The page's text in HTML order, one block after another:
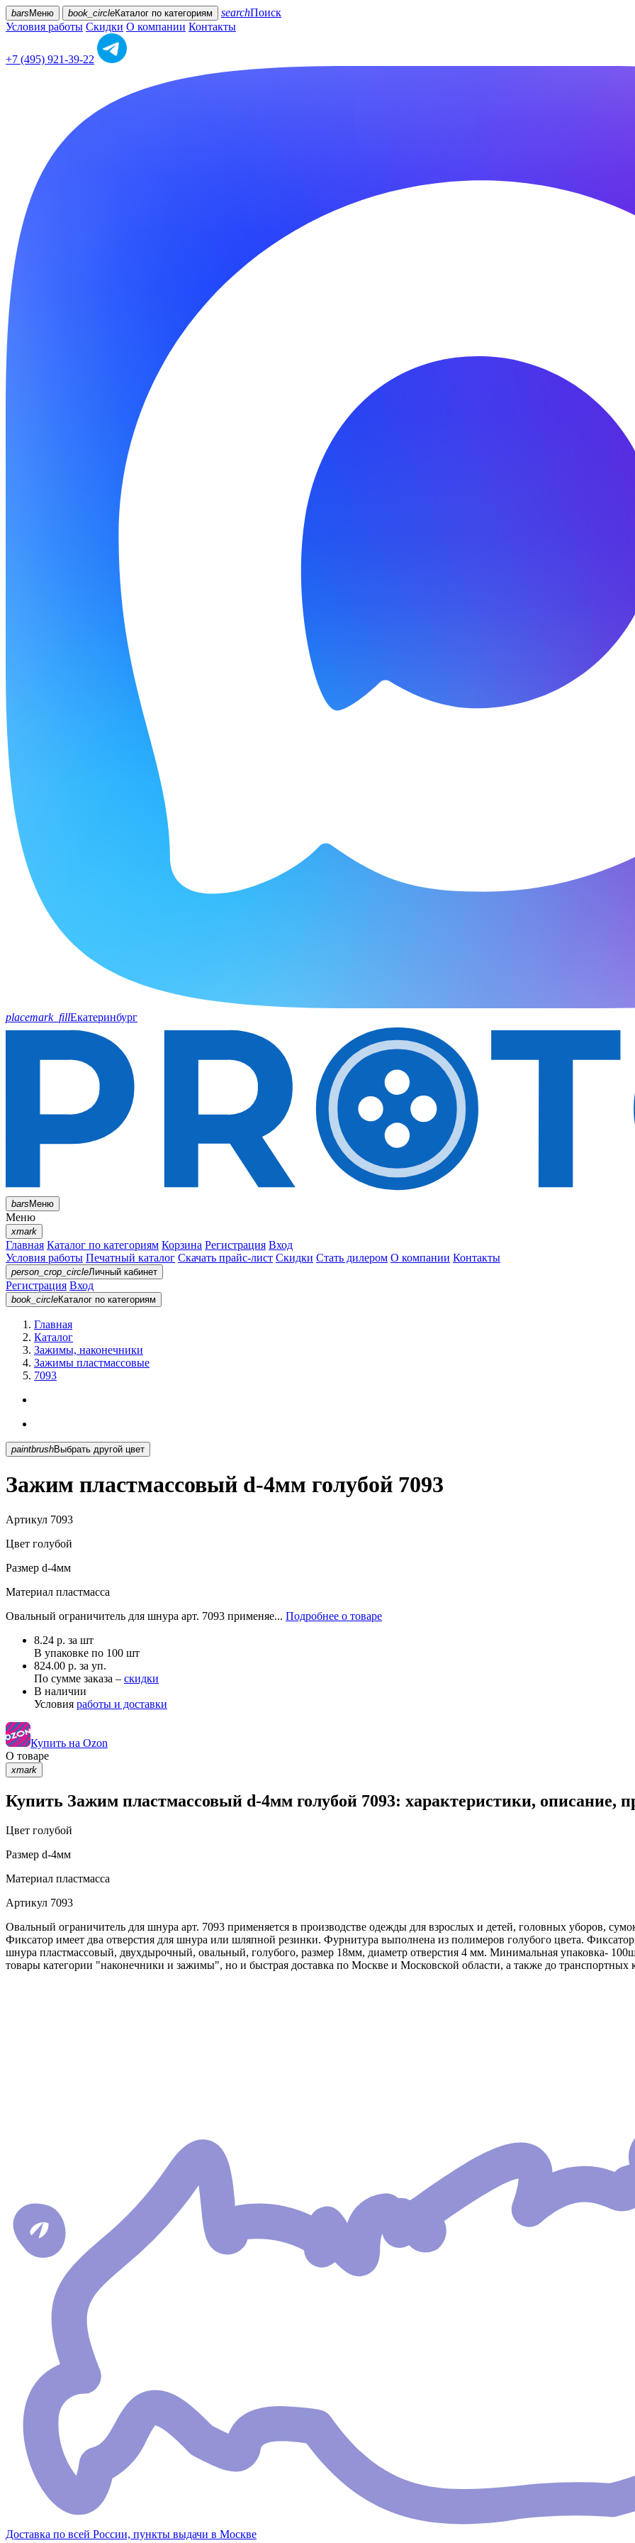
bars Меню book_circleКаталог по категориям searchПоиск
Условия работы Скидки О компании Контакты
+7 (495) 921-39-22
placemark_fillЕкатеринбург
barsМеню
Меню
xmark
Главная Каталог по категориям Корзина Регистрация Вход
Условия работы Печатный каталог Скачать прайс-лист Скидки Стать дилером О компании Контакты
person_crop_circleЛичный кабинет
Регистрация Вход
book_circleКаталог по категориям
Главная
Каталог
Зажимы, наконечники
Зажимы пластмассовые
7093
paintbrush Выбрать другой цвет
Зажим пластмассовый d-4мм голубой 7093
Артикул 7093
Цвет голубой
Размер d-4мм
Материал пластмасса
Овальный ограничитель для шнура арт. 7093 применяе... Подробнее о товаре
8.24 р. за шт
В упаковке по 100 шт
824.00 р. за уп.
По сумме заказа – скидки
В наличии
Условия работы и доставки
Купить на Ozon
О товаре
xmark
Купить Зажим пластмассовый d-4мм голубой 7093: характеристики, описание,
Цвет голубой
Размер d-4мм
Материал пластмасса
Артикул 7093
Овальный ограничитель для шнура арт. 7093 применяется в производстве одежды для взрослых и детей, головных уборов,
Фиксатор имеет два отверстия для шнура или шляпной резинки. Фурнитура выполнена из полимеров голубого цвета.
шнура пластмассовый, двухдырочный, овальный, голубого, размер 18мм, диаметр отверстия 4 мм. Минимальная упаковка-
товары категории "наконечники и зажимы", но и быстрая доставка по Москве и Московской области, а также до
Доставка по всей России, пункты выдачи в Москве